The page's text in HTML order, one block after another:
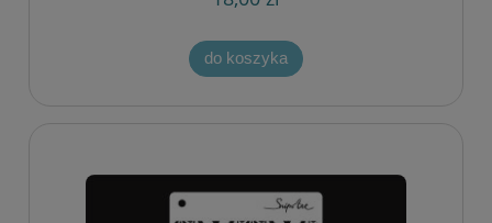
do koszyka